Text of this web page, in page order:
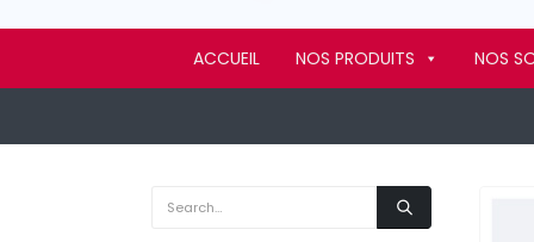
ACCUEIL NOS PRODUITS NOS